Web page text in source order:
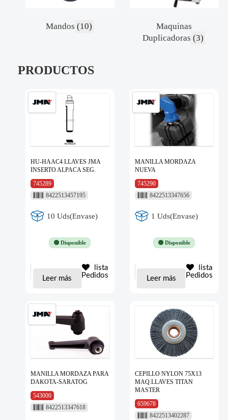
Mandos (10)
Maquinas
Duplicadoras (3)
PRODUCTOS
HU-HAAC4 LLAVES JMA
INSERTO ALPACA SEG.
745289
8422513457195
10 Uds(Envase)
🟢 Disponible
Leer más
lista
Pedidos
MANILLA MORDAZA
NUEVA
745290
8422513347656
1 Uds(Envase)
🟢 Disponible
Leer más
lista
Pedidos
MANILLA MORDAZA PARA
DAKOTA-SARATOG
543000
8422513347618
CEPILLO NYLON 75X13
MAQ.LLAVES TITAN
MASTER
659678
8422513402287